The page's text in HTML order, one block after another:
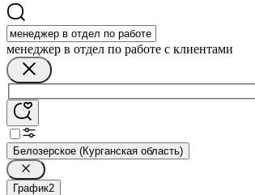
менеджер в отдел по работе с клиентами
Белозерское (Курганская область)
График2